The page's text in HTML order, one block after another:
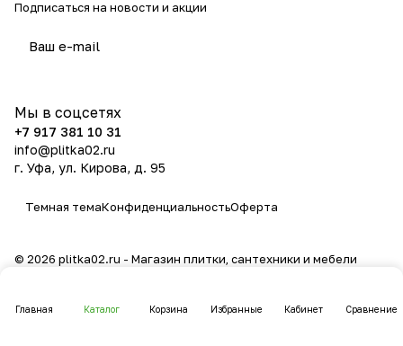
Главная Каталог Корзина Избранные Кабинет Сравнение
Подписаться на новости и акции
Мы в соцсетях
+7 917 381 10 31
info@plitka02.ru
г. Уфа, ул. Кирова, д. 95
Темная темаКонфиденциальностьОферта
© 2026 plitka02.ru - Магазин плитки, сантехники и мебели